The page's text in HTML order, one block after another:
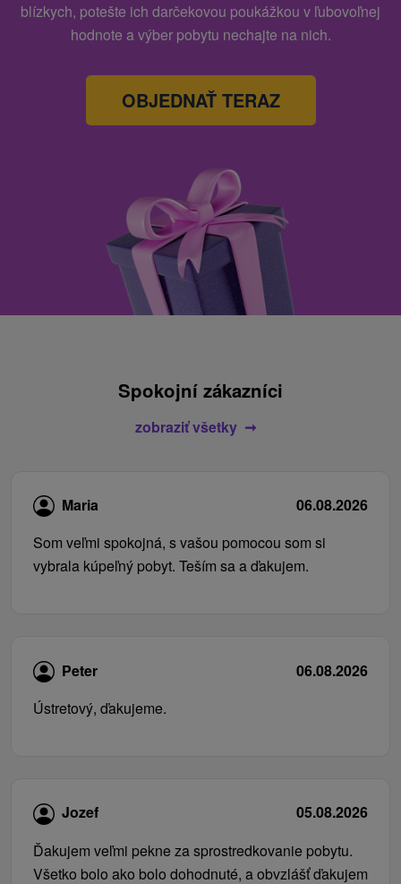
blízkych, potešte ich darčekovou poukážkou v ľubovoľnej
hodnote a výber pobytu nechajte na nich.
OBJEDNAŤ TERAZ
Spokojní zákazníci
zobraziť všetky
Maria
06.08.2026
Som veľmi spokojná, s vašou pomocou som si
vybrala kúpeľný pobyt. Teším sa a ďakujem.
Peter
06.08.2026
Ústretový, ďakujeme.
Jozef
05.08.2026
Ďakujem veľmi pekne za sprostredkovanie pobytu.
Všetko bolo ako bolo dohodnuté, a obvzlášť ďakujem